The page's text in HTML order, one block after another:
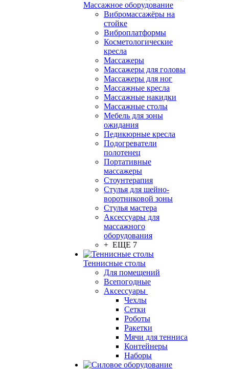
Массажное оборудование
Вибромассажёры на
стойке
Виброплатформы
Косметологические
кресла
Массажеры
Массажеры для головы
Массажеры для ног
Массажные кресла
Массажные накидки
Массажные столы
Мебель для зоны
ожидания
Педикюрные кресла
Подогреватели
полотенец
Портативные
массажеры
Стоунтерапия
Стулья для шейно-
воротниковой зоны
Стулья мастера
Аксессуары для
массажного
оборудования
+ ЕЩЕ 7
Теннисные столы
Для помещений
Всепогодные
Аксессуары
Чехлы
Сетки
Роботы
Ракетки
Мячи для тенниса
Контейнеры
Наборы